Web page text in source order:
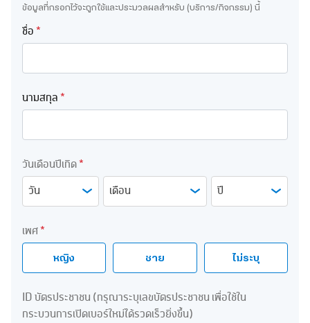
ข้อมูลที่กรอกไว้จะถูกใช้และประมวลผลสำหรับ (บริการ/กิจกรรม) นี้
ชื่อ*
นามสกุล*
วันเดือนปีเกิด*
วัน
เดือน ปี
เพศ*
หญิง ชาย ไม่ระบุ
ID บัตรประชาชน (กรุณาระบุเลขบัตรประชาชน เพื่อใช้ใน
กระบวนการเปิดเบอร์ใหม่ได้รวดเร็วยิ่งขึ้น)